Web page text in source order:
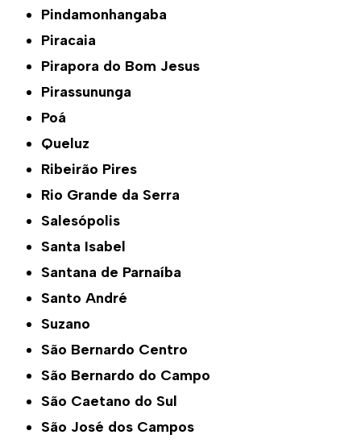
Pindamonhangaba
Piracaia
Pirapora do Bom Jesus
Pirassununga
Poá
Queluz
Ribeirão Pires
Rio Grande da Serra
Salesópolis
Santa Isabel
Santana de Parnaíba
Santo André
Suzano
São Bernardo Centro
São Bernardo do Campo
São Caetano do Sul
São José dos Campos